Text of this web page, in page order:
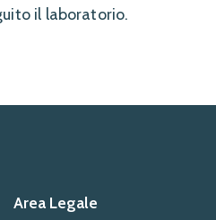
il laboratorio.
Area Legale